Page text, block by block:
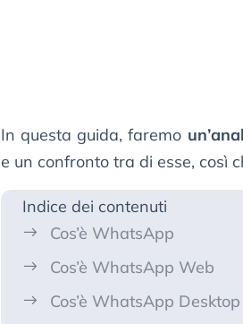
In questa guida, faremo
e un confronto tra di esse, così
Indice dei contenuti
Cos’è WhatsApp
Cos’è WhatsApp Web
Cos’è WhatsApp Desktop